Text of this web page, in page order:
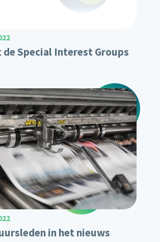
Special Interest Groups
in het nieuws